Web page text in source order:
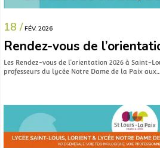
18 / FÉV. 2026
Rendez-vous de
Les Rendez-vous de l’orientation 2026 à Saint-
professeurs du lycée Notre Dame de la Paix aux…